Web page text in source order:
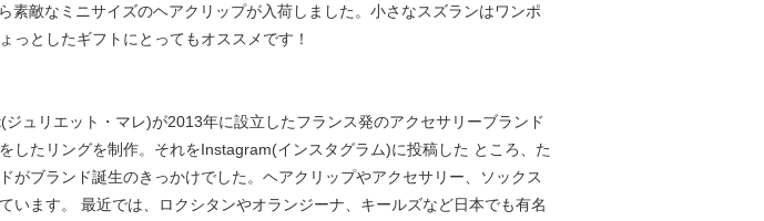
敵なミニサイズのヘアクリップが入荷しました。小さなスズランはワンポ
っとしたギフトにとってもオススメです！
ュリエット・マレ)が2013年に設立したフランス発のアクセサリーブランド
たリングを制作。それをInstagram(インスタグラム)に投稿した ところ、た
ブランド誕生のきっかけでした。ヘアクリップやアクセサリー、ソックス
ます。 最近では、ロクシタンやオランジーナ、キールズなど日本でも有名